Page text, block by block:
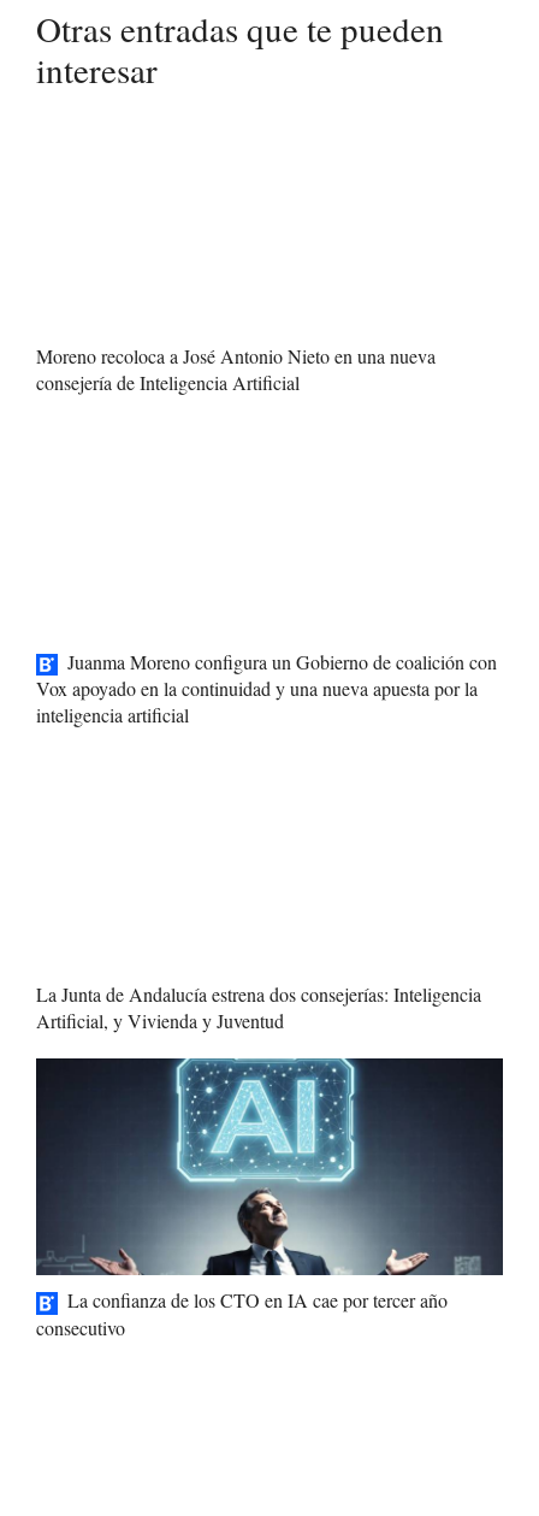
Otras entradas que te pueden
interesar
Moreno recoloca a José Antonio Nieto en una nueva
consejería de Inteligencia Artificial
Juanma Moreno configura un Gobierno de coalición con
Vox apoyado en la continuidad y una nueva apuesta por la
inteligencia artificial
La Junta de Andalucía estrena dos consejerías: Inteligencia
Artificial, y Vivienda y Juventud
La confianza de los CTO en IA cae por tercer año
consecutivo